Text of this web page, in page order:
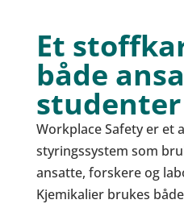
Et
både
studenter
Workplace Safety er et
styringssystem som
ansatte, forskere og
Kjemikalier brukes